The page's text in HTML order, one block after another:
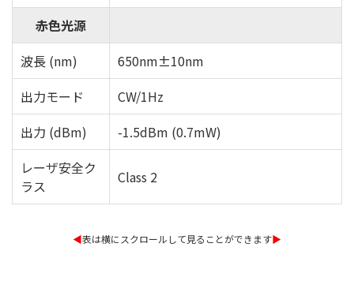
赤色光源
波長 (nm)
650nm±10nm
出力モード
CW/1Hz
出力 (dBm)
-1.5dBm (0.7mW)
レーザ安全ク
ラス
Class 2
◀︎表は横にスクロールして見ることができます▶︎